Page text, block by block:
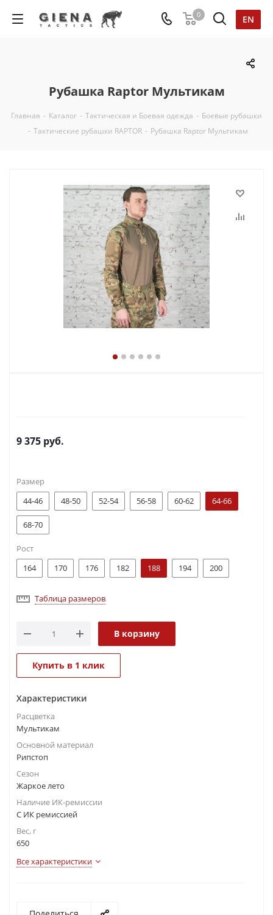
EN
0
Рубашка Raptor Мультикам
Главная - Каталог - Тактическая и Боевая одежда - Боевые рубашки
- Тактические рубашки RAPTOR - Рубашка Raptor Мультикам
9 375 руб.
Размер
44-46
48-50 52-54 56-58 60-62 64-66
68-70
Рост
164
170 176 182 188 194 200
Таблица размеров
В корзину
Купить в 1 клик
Характеристики
Расцветка
Мультикам
Основной материал
Рипстоп
Сезон
Жаркое лето
Наличие ИК-ремиссии
С ИК ремиссией
Вес, г
650
Все характеристики